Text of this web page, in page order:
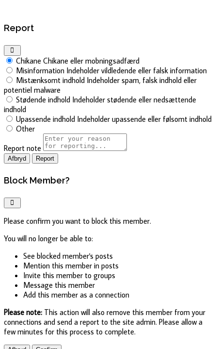
Report
Chikane Chikane eller mobningsadfærd
Misinformation Indeholder vildledende eller falsk information
Mistænksomt indhold Indeholder spam, falsk indhold eller
potentiel malware
Stødende indhold Indeholder stødende eller nedsættende
indhold
Upassende indhold Indeholder upassende eller følsomt indhold
Other
Report note
Report
Block Member?
Please confirm you want to block this member.
You will no longer be able to:
See blocked member's posts
Mention this member in posts
Invite this member to groups
Message this member
Add this member as a connection
Please note: This action will also remove this member from your
connections and send a report to the site admin. Please allow a
few minutes for this process to complete.